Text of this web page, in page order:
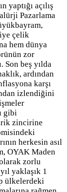
yaptığı açılış
Pazarlama
çelik
hem dünya
zor
Son beş yılda
ardından
karşı
izlendiğini
gibi
zincirine
herkesin asıl
OYAK Maden
zorlu
yaklaşık 1
ülkelerdeki